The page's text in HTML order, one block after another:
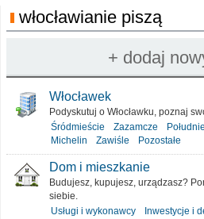
włocławianie piszą
Włocławek
Podyskutuj o Włocławku, poznaj
Śródmieście
Zazamcze Południe
Michelin
Zawiśle Pozostałe
Dom i mieszkanie
Budujesz, kupujesz, urządzasz?
siebie.
Usługi i wykonawcy
Inwestycje i